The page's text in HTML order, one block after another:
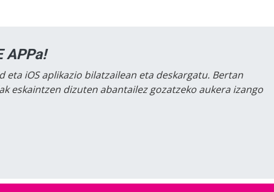
APPa!
eta iOS aplikazio bilatzailean eta deskargatu. Bertan
eskaintzen dizuten abantailez gozatzeko aukera izango